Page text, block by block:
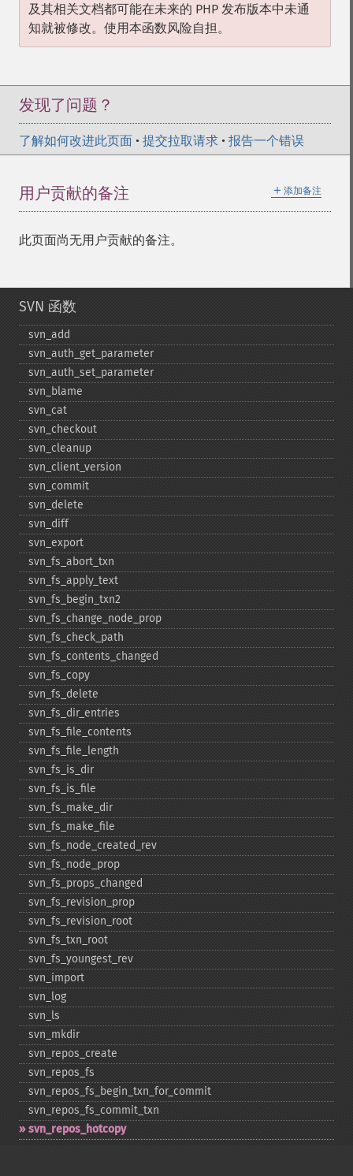
及其相关文档都可能在未来的 PHP 发布版本中未通
知就被修改。使用本函数风险自担。
发现了问题？
了解如何改进此页面 • 提交拉取请求 • 报告一个错误
＋ 添加备注
用户贡献的备注
此页面尚无用户贡献的备注。
SVN 函数
svn_​add
svn_​auth_​get_​parameter
svn_​auth_​set_​parameter
svn_​blame
svn_​cat
svn_​checkout
svn_​cleanup
svn_​client_​version
svn_​commit
svn_​delete
svn_​diff
svn_​export
svn_​fs_​abort_​txn
svn_​fs_​apply_​text
svn_​fs_​begin_​txn2
svn_​fs_​change_​node_​prop
svn_​fs_​check_​path
svn_​fs_​contents_​changed
svn_​fs_​copy
svn_​fs_​delete
svn_​fs_​dir_​entries
svn_​fs_​file_​contents
svn_​fs_​file_​length
svn_​fs_​is_​dir
svn_​fs_​is_​file
svn_​fs_​make_​dir
svn_​fs_​make_​file
svn_​fs_​node_​created_​rev
svn_​fs_​node_​prop
svn_​fs_​props_​changed
svn_​fs_​revision_​prop
svn_​fs_​revision_​root
svn_​fs_​txn_​root
svn_​fs_​youngest_​rev
svn_​import
svn_​log
svn_​ls
svn_​mkdir
svn_​repos_​create
svn_​repos_​fs
svn_​repos_​fs_​begin_​txn_​for_​commit
svn_​repos_​fs_​commit_​txn
svn_​repos_​hotcopy